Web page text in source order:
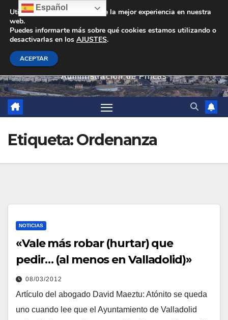
contenido
Administración de Fincas
Etiqueta:Ordenanza
NOTICIAS
«Vale más robar (hurtar) que
pedir… (al menos en Valladolid)»
08/03/2012
Artículo del abogado David Maeztu: Atónito se queda
uno cuando lee que el Ayuntamiento de Valladolid
Español
Utilizamos cookies para darte la mejor experiencia en nuestra
web.
Puedes informarte más sobre qué cookies estamos utilizando o
desactivarlas en los AJUSTES.
ACEPTAR